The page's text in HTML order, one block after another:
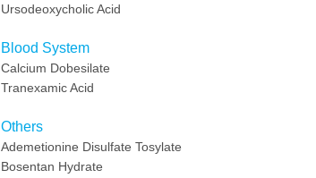
Ursodeoxycholic Acid
Blood System
Calcium Dobesilate
Tranexamic Acid
Others
Ademetionine Disulfate Tosylate
Bosentan Hydrate